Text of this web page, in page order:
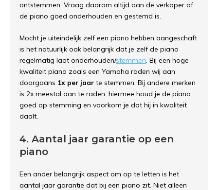
ontstemmen. Vraag daarom altijd aan de verkoper of
de piano goed onderhouden en gestemd is.
Mocht je uiteindelijk zelf een piano hebben aangeschaft
is het natuurlijk ook belangrijk dat je zelf de piano
regelmatig laat onderhouden/stemmen. Bij een hoge
kwaliteit piano zoals een Yamaha raden wij aan
doorgaans 1x per jaar te stemmen. Bij andere merken
is 2x meestal aan te raden. hiermee houd je de piano
goed op stemming en voorkom je dat hij in kwaliteit
daalt.
4. Aantal jaar garantie op een
piano
Een ander belangrijk aspect om op te letten is het
aantal jaar garantie dat bij een piano zit. Niet alleen